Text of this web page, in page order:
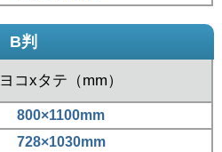
B判
ヨコxタテ（mm）
800×1100mm
728×1030mm